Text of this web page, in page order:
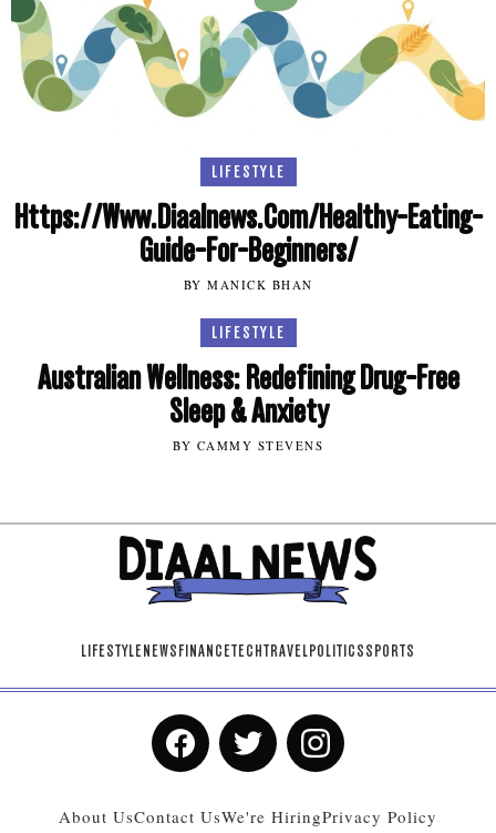
LIFESTYLE
Https://Www.Diaalnews.Com/Healthy-Eating-
Guide-For-Beginners/
BY MANICK BHAN
LIFESTYLE
Australian Wellness: Redefining Drug-Free
Sleep & Anxiety
BY CAMMY STEVENS
LIFESTYLENEWSFINANCETECHTRAVELPOLITICSSPORTS
About UsContact UsWe're HiringPrivacy Policy